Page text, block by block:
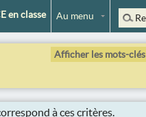
en classe Au menu
Afficher les mots-clés
à ces critères.